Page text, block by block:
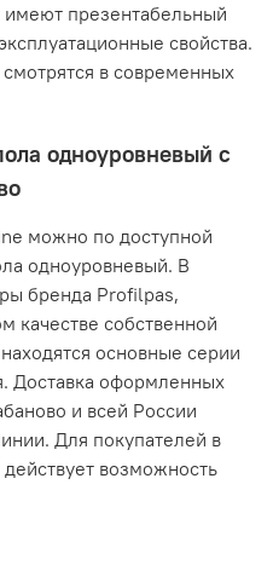
имеют презентабельный
свойства.
в современных
одноуровневый с
можно по доступной
одноуровневый. В
бренда Profilpas,
качестве собственной
основные серии
Доставка оформленных
и всей России
Для покупателей в
возможность